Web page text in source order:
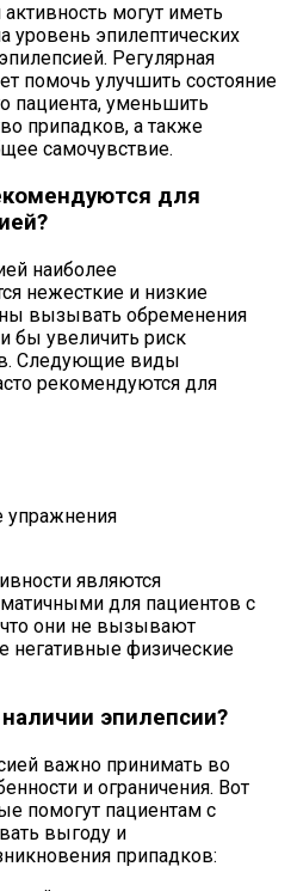
могут иметь
эпилептических
Регулярная
помочь улучшить состояние
пациента, уменьшить
припадков, а также
самочувствие.
для
наиболее
нежесткие и низкие
вызывать обременения
бы увеличить риск
Следующие виды
рекомендуются для
упражнения
являются
для пациентов с
что они не вызывают
негативные физические
эпилепсии?
важно принимать во
и ограничения. Вот
помогут пациентам с
выгоду и
припадков: